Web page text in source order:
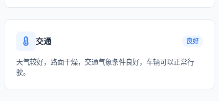
交通 良好
天气较好，路面干燥，交通气象条件良好，车辆可以正常行
驶。